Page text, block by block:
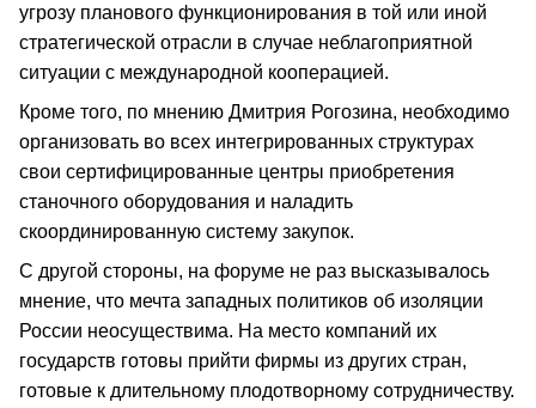
угрозу планового функционирования в той или иной
стратегической отрасли в случае неблагоприятной
ситуации с международной кооперацией.
Кроме того, по мнению Дмитрия Рогозина, необходимо
организовать во всех интегрированных структурах
свои сертифицированные центры приобретения
станочного оборудования и наладить
скоординированную систему закупок.
С другой стороны, на форуме не раз высказывалось
мнение, что мечта западных политиков об изоляции
России неосуществима. На место компаний их
государств готовы прийти фирмы из других стран,
готовые к длительному плодотворному сотрудничеству.